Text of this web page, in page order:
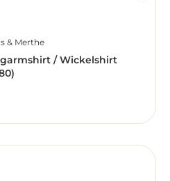
& Merthe
/ Wickelshirt